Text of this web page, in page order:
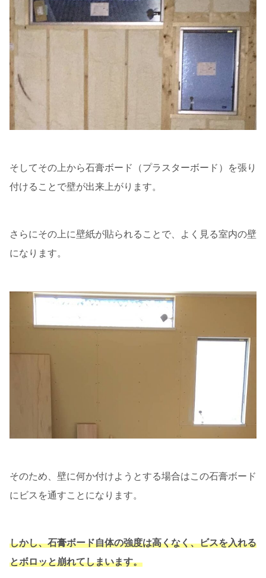
そしてその上から石膏ボード（プラスターボード）を張り
付けることで壁が出来上がります。
さらにその上に壁紙が貼られることで、よく見る室内の壁
になります。
そのため、壁に何か付けようとする場合はこの石膏ボード
にビスを通すことになります。
しかし、石膏ボード自体の強度は高くなく、ビスを入れる
とボロッと崩れてしまいます。